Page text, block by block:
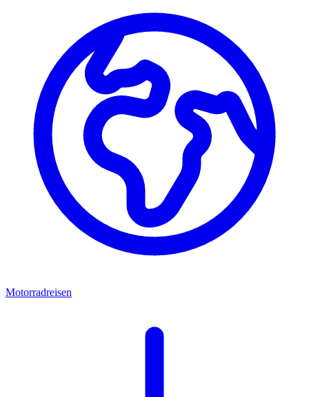
Motorradreisen